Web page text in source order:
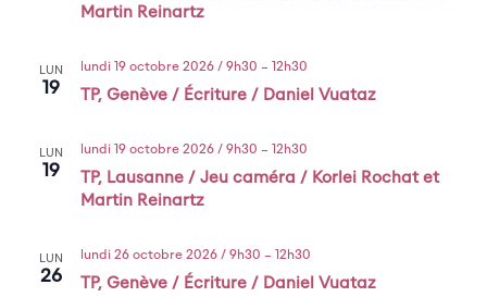
Martin Reinartz
LUN
19 TP, Genève / Écriture / Daniel Vuataz
lundi 19 octobre 2026 / 9h30 – 12h30
LUN
19
TP, Lausanne / Jeu caméra / Korlei Rochat et
Martin Reinartz
lundi 19 octobre 2026 / 9h30 – 12h30
LUN
26 TP, Genève / Écriture / Daniel Vuataz
lundi 26 octobre 2026 / 9h30 – 12h30